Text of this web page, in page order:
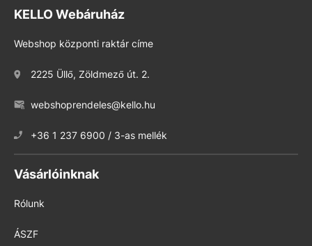
KELLO Webáruház
Webshop központi raktár címe
2225 Üllő, Zöldmező út. 2.
webshoprendeles@kello.hu
+36 1 237 6900 / 3-as mellék
Vásárlóinknak
Rólunk
ÁSZF